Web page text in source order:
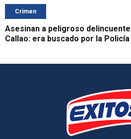
Crimen
Asesinan a peligroso
Callao: era buscado por la Policía